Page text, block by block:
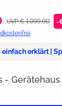
UVP € 1.099,00 -
einfach erklärt |
-